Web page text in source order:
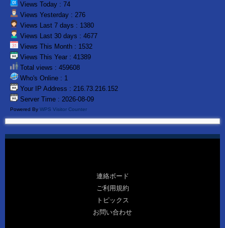
Views Today : 74
Views Yesterday : 276
Views Last 7 days : 1380
Views Last 30 days : 4677
Views This Month : 1532
Views This Year : 41389
Total views : 459608
Who's Online : 1
Your IP Address : 216.73.216.152
Server Time : 2026-08-09
Powered By WPS Visitor Counter
連絡ボード
ご利用規約
トピックス
お問い合わせ